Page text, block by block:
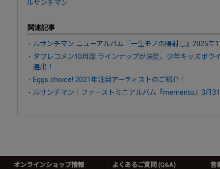
ルサンチマン
関連記事
ルサンチマン ニューアルバム『一生モノの陽射し』2025年
タワレコメン10月度 ラインナップが決定、少年キッズボウ
選出！
Eggs choice! 2021年注目アーティストのご紹介！
ルサンチマン｜ファーストミニアルバム『memento』3月
オンラインショップ情報 よくあるご質問 (Q&A) 音